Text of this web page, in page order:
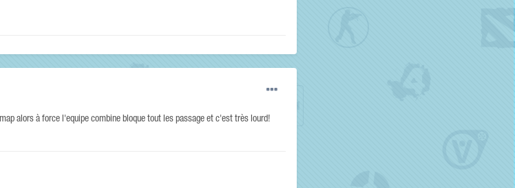
alors à force l'equipe combine bloque tout les passage et c'est très lourd!